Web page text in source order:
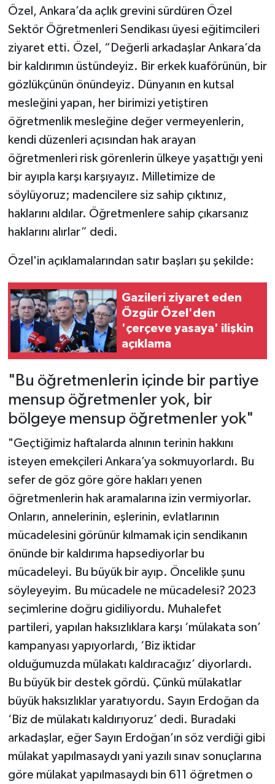
Özel, Ankara’da açlık grevini sürdüren Özel
Sektör Öğretmenleri Sendikası üyesi eğitimcileri
ziyaret etti. Özel, “Değerli arkadaşlar Ankara’da
bir kaldırımın üstündeyiz. Bir erkek kuaförünün, bir
gözlükçünün önündeyiz. Dünyanın en kutsal
mesleğini yapan, her birimizi yetiştiren
öğretmenlik mesleğine değer vermeyenlerin,
kendi düzenleri açısından hak arayan
öğretmenleri risk görenlerin ülkeye yaşattığı yeni
bir ayıpla karşı karşıyayız. Milletimize de
söylüyoruz; madencilere siz sahip çıktınız,
haklarını aldılar. Öğretmenlere sahip çıkarsanız
haklarını alırlar” dedi.
Özel'in açıklamalarından satır başları şu şekilde:
Gazileri ziyaret eden
Özgür Özel'den
'çerçeve yasaya' ilişkin
açıklama
"Bu öğretmenlerin içinde bir partiye
mensup öğretmenler yok, bir
bölgeye mensup öğretmenler yok"
"Geçtiğimiz haftalarda alnının terinin hakkını
isteyen emekçileri Ankara’ya sokmuyorlardı. Bu
sefer de göz göre göre hakları yenen
öğretmenlerin hak aramalarına izin vermiyorlar.
Onların, annelerinin, eşlerinin, evlatlarının
mücadelesini görünür kılmamak için sendikanın
önünde bir kaldırıma hapsediyorlar bu
mücadeleyi. Bu büyük bir ayıp. Öncelikle şunu
söyleyeyim. Bu mücadele ne mücadelesi? 2023
seçimlerine doğru gidiliyordu. Muhalefet
partileri, yapılan haksızlıklara karşı ‘mülakata son’
kampanyası yapıyorlardı, ‘Biz iktidar
olduğumuzda mülakatı kaldıracağız’ diyorlardı.
Bu büyük bir destek gördü. Çünkü mülakatlar
büyük haksızlıklar yaratıyordu. Sayın Erdoğan da
‘Biz de mülakatı kaldırıyoruz’ dedi. Buradaki
arkadaşlar, eğer Sayın Erdoğan’ın söz verdiği gibi
mülakat yapılmasaydı yani yazılı sınav sonuçlarına
göre mülakat yapılmasaydı bin 611 öğretmen o
2024 Seçim Sonuçları